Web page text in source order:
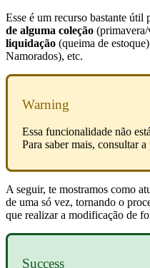
Esse é um recurso bastante útil
de alguma coleção (primavera/
liquidação (queima de
Namorados), etc.
Warning
Essa funcionalidade não
Para saber mais, consultar a
A seguir, te mostramos como
de uma só vez, tornando o
que realizar a modificação de
Success